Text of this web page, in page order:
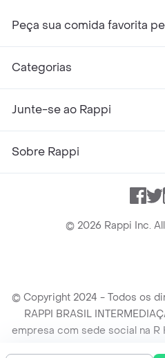
Peça sua comida favorita
Categorias
Junte-se ao Rappi
Sobre Rappi
© 2026 Rappi Inc.
© Copyright 2024 - Todos os
RAPPI BRASIL
empresa com sede social na R